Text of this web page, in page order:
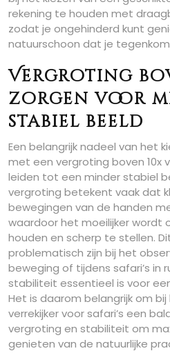
rekening te houden met
zodat je ongehinderd kunt
natuurschoon dat je
Vergroting
zorgen voor
stabiel beeld
Een belangrijk nadeel van het
met een vergroting boven 10x
leiden tot een minder stabiel
vergroting betekent vaak dat
bewegingen van de handen
waardoor het moeilijker wordt
houden en scherp te stellen.
problematisch zijn bij het
beweging of tijdens safari’s in
stabiliteit essentieel is voor
Het is daarom belangrijk om
verrekijker voor safari’s een
vergroting en stabiliteit om
genieten van de natuurlijke